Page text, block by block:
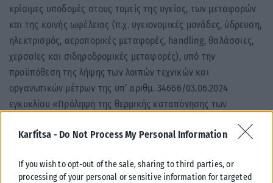
Karfitsa - Do Not Process My Personal Information
If you wish to opt-out of the sale, sharing to third parties, or
processing of your personal or sensitive information for targeted
κρίσιμες υποδομές στους τομείς της υγείας, των μεταφορών
και της κοινής ωφέλειας (π.χ. υγειονομικές μονάδες, ύδρευση,
ηλεκτρισμός, αεροπορικές μεταφορές, handling, θαλάσσιες,
χερσαίες και σιδηροδρομικές μεταφορές), υπό την
προϋπόθεση της λήψης των λοιπών τεχνικών και
οργανωτικών μέτρων της υπ’ αριθμ. 34666/03.06.2024
εγκυκλίου «Πρόληψη της θερμικής καταπόνησης των
της οργάνωσης του χρόνου εργασίας.
Πρόστιμα 2.000 ευρώ ανά εργαζόμενο